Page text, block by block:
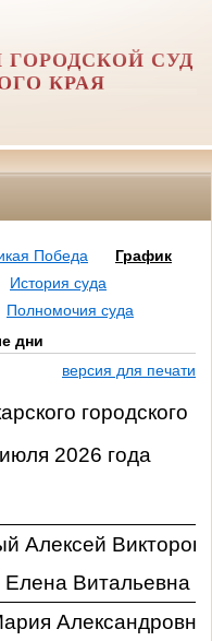
СУД
КРАЯ
Победа
График
История суда
Полномочия суда
дни
версия для печати
городского
2026 года
Алексей
Елена Витальевна